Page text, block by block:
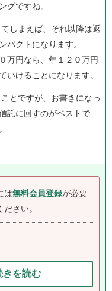
グですね。
しまえば、それ以降は返
パクトになります。
万円なら、年１２０万円
いけることになります。
とですが、お書きになっ
託に回すのがベストで
は無料会員登録が必要
ださい。
きを読む